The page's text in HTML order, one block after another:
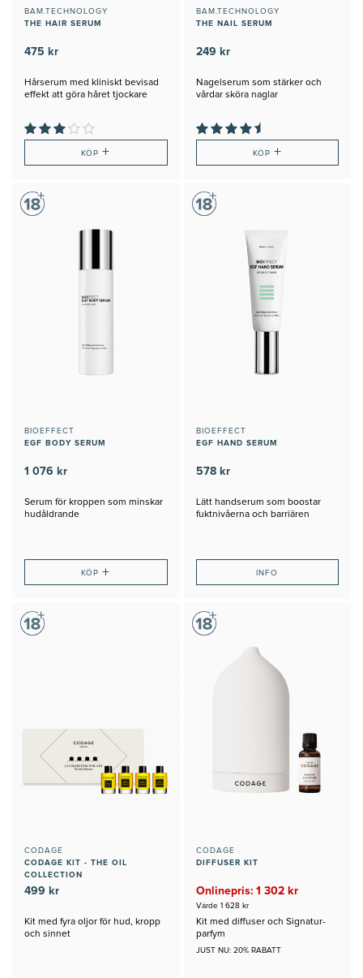
BAM.TECHNOLOGY
THE HAIR SERUM
475 kr
Hårserum med kliniskt bevisad
effekt att göra håret tjockare
KÖP+
BAM.TECHNOLOGY
THE NAIL SERUM
249 kr
Nagelserum som stärker och
vårdar sköra naglar
KÖP +
BIOEFFECT
EGF BODY SERUM
1 076 kr
Serum för kroppen som minskar
hudåldrande
KÖP+
BIOEFFECT
EGF HAND SERUM
578 kr
Lätt handserum som boostar
fuktnivåerna och barriären
INFO
CODAGE
CODAGE KIT - THE OIL
COLLECTION
499 kr
Kit med fyra oljor för hud, kropp
och sinnet
CODAGE
DIFFUSER KIT
Onlinepris: 1 302 kr
Värde 1 628 kr
Kit med diffuser och Signatur-
parfym
JUST NU: 20% RABATT